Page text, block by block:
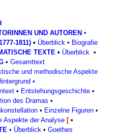
UND AUTOREN ▪
1811) ▪ Überblick ▪ Biografie
TEXTE ▪ Überblick •
• Gesamttext
und methodische Aspekte
•
• Entstehungsgeschichte •
des Dramas •
• Einzelne Figuren •
Aspekte der Analyse [ •
• Überblick • Goethes